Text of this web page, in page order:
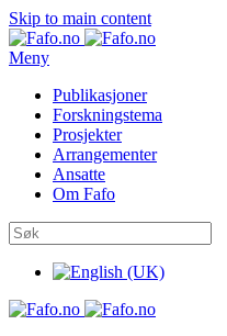
Skip to main content
Meny
Publikasjoner
Forskningstema
Prosjekter
Arrangementer
Ansatte
Om Fafo